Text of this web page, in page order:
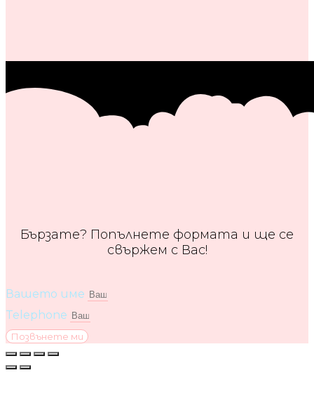
Бързате? Попълнете формата и ще се
свържем с Вас!
Вашето име
Telephone
Позвънете ми